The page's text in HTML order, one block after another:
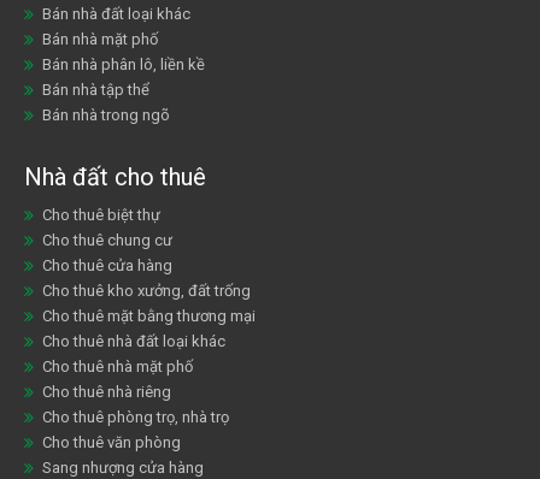
Bán nhà đất loại khác
Bán nhà mặt phố
Bán nhà phân lô, liền kề
Bán nhà tập thể
Bán nhà trong ngõ
Nhà đất cho thuê
Cho thuê biệt thự
Cho thuê chung cư
Cho thuê cửa hàng
Cho thuê kho xưởng, đất trống
Cho thuê mặt bằng thương mại
Cho thuê nhà đất loại khác
Cho thuê nhà mặt phố
Cho thuê nhà riêng
Cho thuê phòng trọ, nhà trọ
Cho thuê văn phòng
Sang nhượng cửa hàng